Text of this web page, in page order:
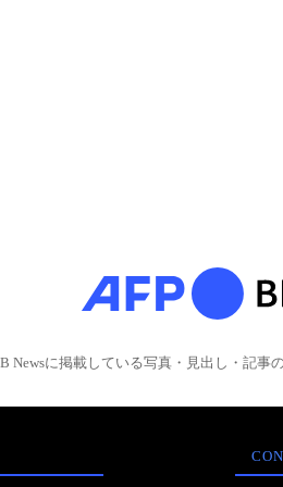
Newsに掲載している写真・見出し・記事